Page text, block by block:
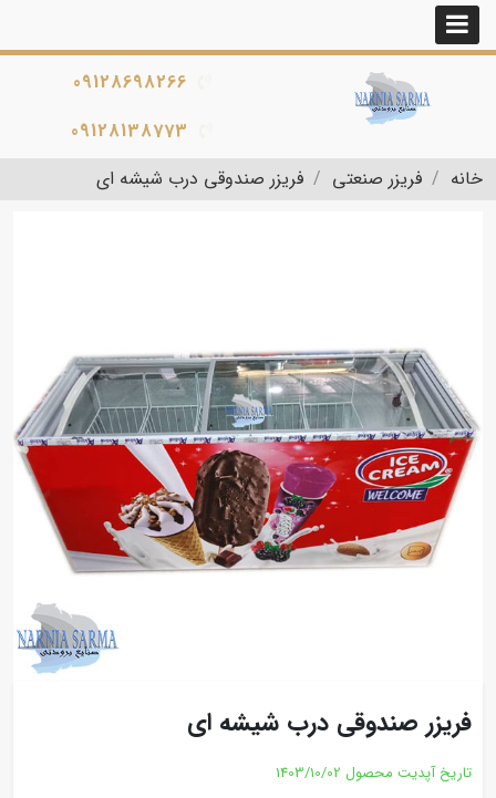
09128698266
09128138773
خانه
فریزر صنعتی فریزر صندوقی درب شیشه ای
فریزر صندوقی درب شیشه ای
تاریخ آپدیت محصول 1403/10/02